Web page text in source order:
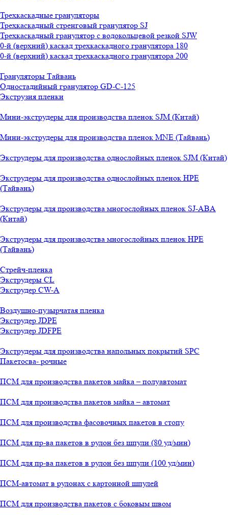
Трехкаскадные грануляторы
Трехкаскадный стренговый гранулятор SJ
Трехкаскадный гранулятор с водокольцевой резкой SJW
0-й (верхний) каскад трехкаскадного гранулятора 180
0-й (верхний) каскад трехкаскадного гранулятора 200
Грануляторы Тайвань
Одностадийный гранулятор GD-C-125
Экструзия пленки
Мини-экструдеры для производства пленок SJM (Китай)
Мини-экструдеры для производства пленок MNE (Тайвань)
Экструдеры для производства однослойных пленок SJM (Китай)
Экструдеры для производства однослойных пленок HPE
(Тайвань)
Экструдеры для производства многослойных пленок SJ-ABA
(Китай)
Экструдеры для производства многослойных пленок HPE
(Тайвань)
Стрейч-пленка
Экструдеры CL
Экструдер CW-A
Воздушно-пузырчатая пленка
Экструдер JDPE
Экструдер JDFPE
Экструдеры для производства напольных покрытий SPC
Пакетосва- рочные
ПСМ для производства пакетов майка – полуавтомат
ПСМ для производства пакетов майка – автомат
ПСМ для производства фасовочных пакетов в стопу
ПСМ для пр-ва пакетов в рулон без шпули (80 уд/мин)
ПСМ для пр-ва пакетов в рулон без шпули (100 уд/мин)
ПСМ-автомат в рулонах с картонной шпулей
ПСМ для производства пакетов с боковым швом